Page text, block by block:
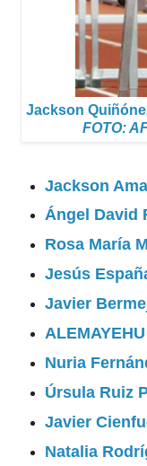
Jackson
FOTO:
Jackson
Ángel David
Rosa María
Jesús
Javier
Nuria
Úrsula Ruiz
Javier
Natalia